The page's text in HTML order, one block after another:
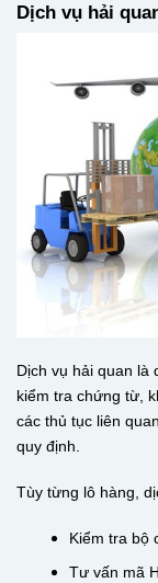
Dịch vụ hải
Dịch vụ hải quan là
kiểm tra chứng từ,
các thủ tục liên
quy định.
Tùy từng lô hàng,
Kiểm tra bộ
Tư vấn mã